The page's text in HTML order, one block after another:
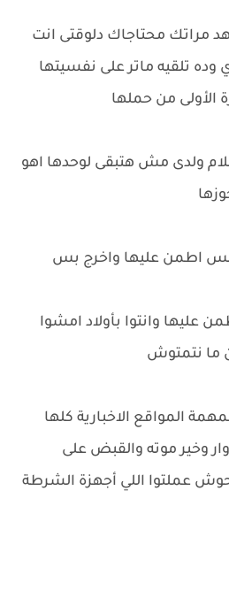
مراتك محتاجاك دلوقتى انت
وده تلقيه ماتر على نفسيتها
الأولى من حملها
ولدى مش هتبقى لوحدها اهو
اطمن عليها واخرج بس
عليها وانتوا بأولاد امشوا
ما نتمتوش
المواقع الاخبارية كلها
وخير موته والقبض على
وحوش عملتوا اللي أجهزة الشرطة